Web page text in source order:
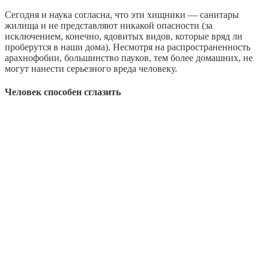
Сегодня и наука согласна, что эти хищники — санитары
жилища и не представляют никакой опасности (за
исключением, конечно, ядовитых видов, которые вряд ли
проберутся в наши дома). Несмотря на распространенность
арахнофобии, большинство пауков, тем более домашних, не
могут нанести серьезного вреда человеку.
Человек способен сглазить